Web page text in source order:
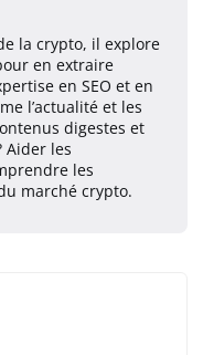
la crypto, il explore
en extraire
en SEO et en
l’actualité et les
digestes et
Aider les
les
marché crypto.